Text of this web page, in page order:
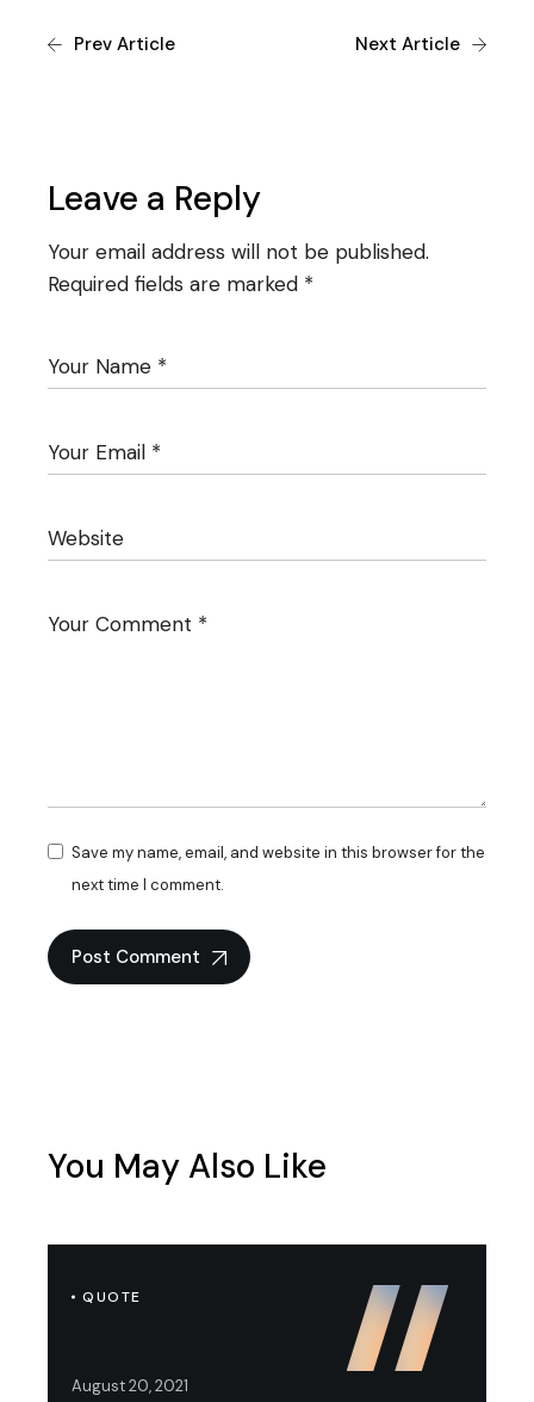
Prev Article Next Article
Leave a Reply
Your email address will not be published.
Required fields are marked *
Save my name, email, and website in this browser for the
next time I comment.
Post Comment
You May Also Like
QUOTE
August 20, 2021